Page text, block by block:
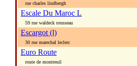
rue charles lindbergh
Escale Du Maroc L
59 rue waldeck rousseau
Escargot (l)
30 rue marechal leclerc
Euro Route
route de montreuil